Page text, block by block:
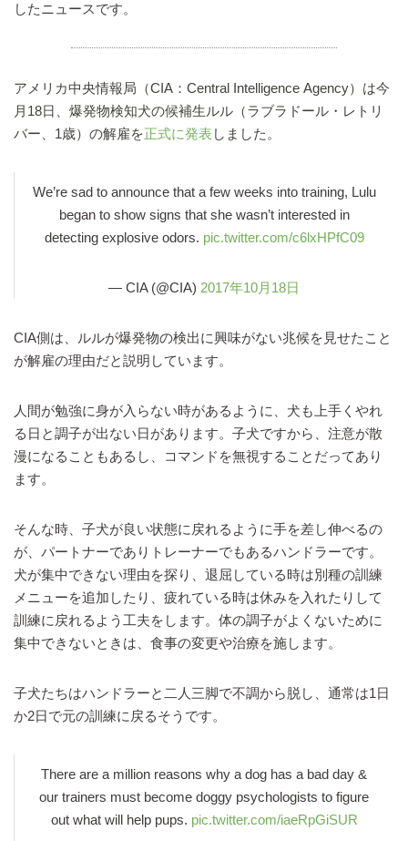
したニュースです。
アメリカ中央情報局（CIA：Central Intelligence Agency）は今
月18日、爆発物検知犬の候補生ルル（ラブラドール・レトリ
バー、1歳）の解雇を正式に発表 しました。
We’re sad to announce that a few weeks into training, Lulu
began to show signs that she wasn’t interested in
detecting explosive odors. pic.twitter.com/c6lxHPfC09
— CIA (@CIA) 2017年10月18日
CIA側は、ルルが爆発物の検出に興味がない兆候を見せたこと
が解雇の理由だと説明しています。
人間が勉強に身が入らない時があるように、犬も上手くやれ
る日と調子が出ない日があります。子犬ですから、注意が散
漫になることもあるし、コマンドを無視することだってあり
ます。
そんな時、子犬が良い状態に戻れるように手を差し伸べるの
が、パートナーでありトレーナーでもあるハンドラーです。
犬が集中できない理由を探り、退屈している時は別種の訓練
メニューを追加したり、疲れている時は休みを入れたりして
訓練に戻れるよう工夫をします。体の調子がよくないために
集中できないときは、食事の変更や治療を施します。
子犬たちはハンドラーと二人三脚で不調から脱し、通常は1日
か2日で元の訓練に戻るそうです。
There are a million reasons why a dog has a bad day &
our trainers must become doggy psychologists to figure
out what will help pups. pic.twitter.com/iaeRpGiSUR